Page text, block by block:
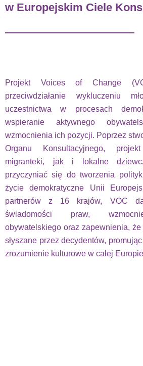
w Europejskim Ciele
Projekt Voices of Change
przeciwdziałanie wykluczeniu
uczestnictwa w procesach
wspieranie aktywnego
wzmocnienia ich pozycji. Poprzez
Organu Konsultacyjnego,
migranteki, jak i lokalne
przyczyniać się do tworzenia
życie demokratyczne Unii
partnerów z 16 krajów, VOC
świadomości praw,
obywatelskiego oraz zapewnienia, że
słyszane przez decydentów,
zrozumienie kulturowe w całej